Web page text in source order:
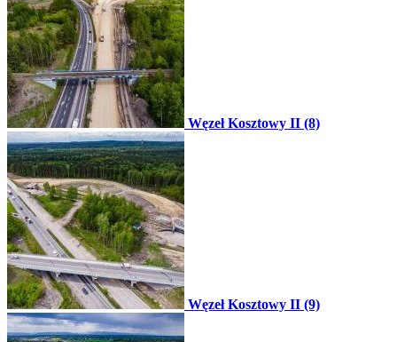
Węzeł Kosztowy II (8)
Węzeł Kosztowy II (9)